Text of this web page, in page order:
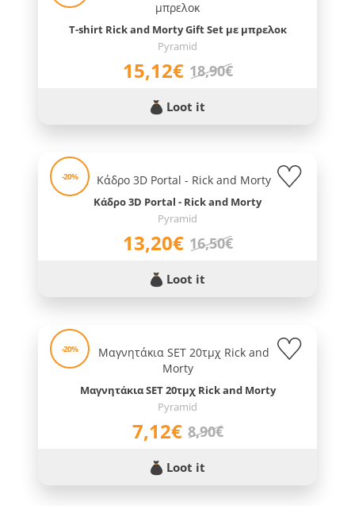
T-shirt Rick and Morty Gift Set με μπρελοκ
Pyramid
15,12€ 18,90€
Loot it
-20%
Κάδρο 3D Portal - Rick and Morty
Pyramid
13,20€ 16,50€
Loot it
-20%
Μαγνητάκια SET 20τμχ Rick and Morty
Pyramid
7,12€ 8,90€
Loot it